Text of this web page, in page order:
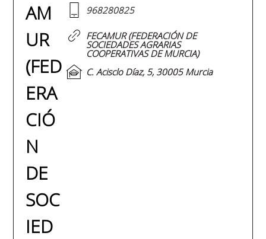
AM
UR
(FED
ERA
CIÓ
N
DE
SOC
IED
968280825
FECAMUR (FEDERACIÓN DE
SOCIEDADES AGRARIAS
COOPERATIVAS DE MURCIA)
C. Acisclo Díaz, 5, 30005 Murcia